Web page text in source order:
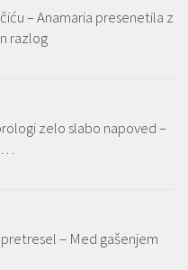
– Anamaria presenetila z
razlog
zelo slabo napoved –
– Med gašenjem